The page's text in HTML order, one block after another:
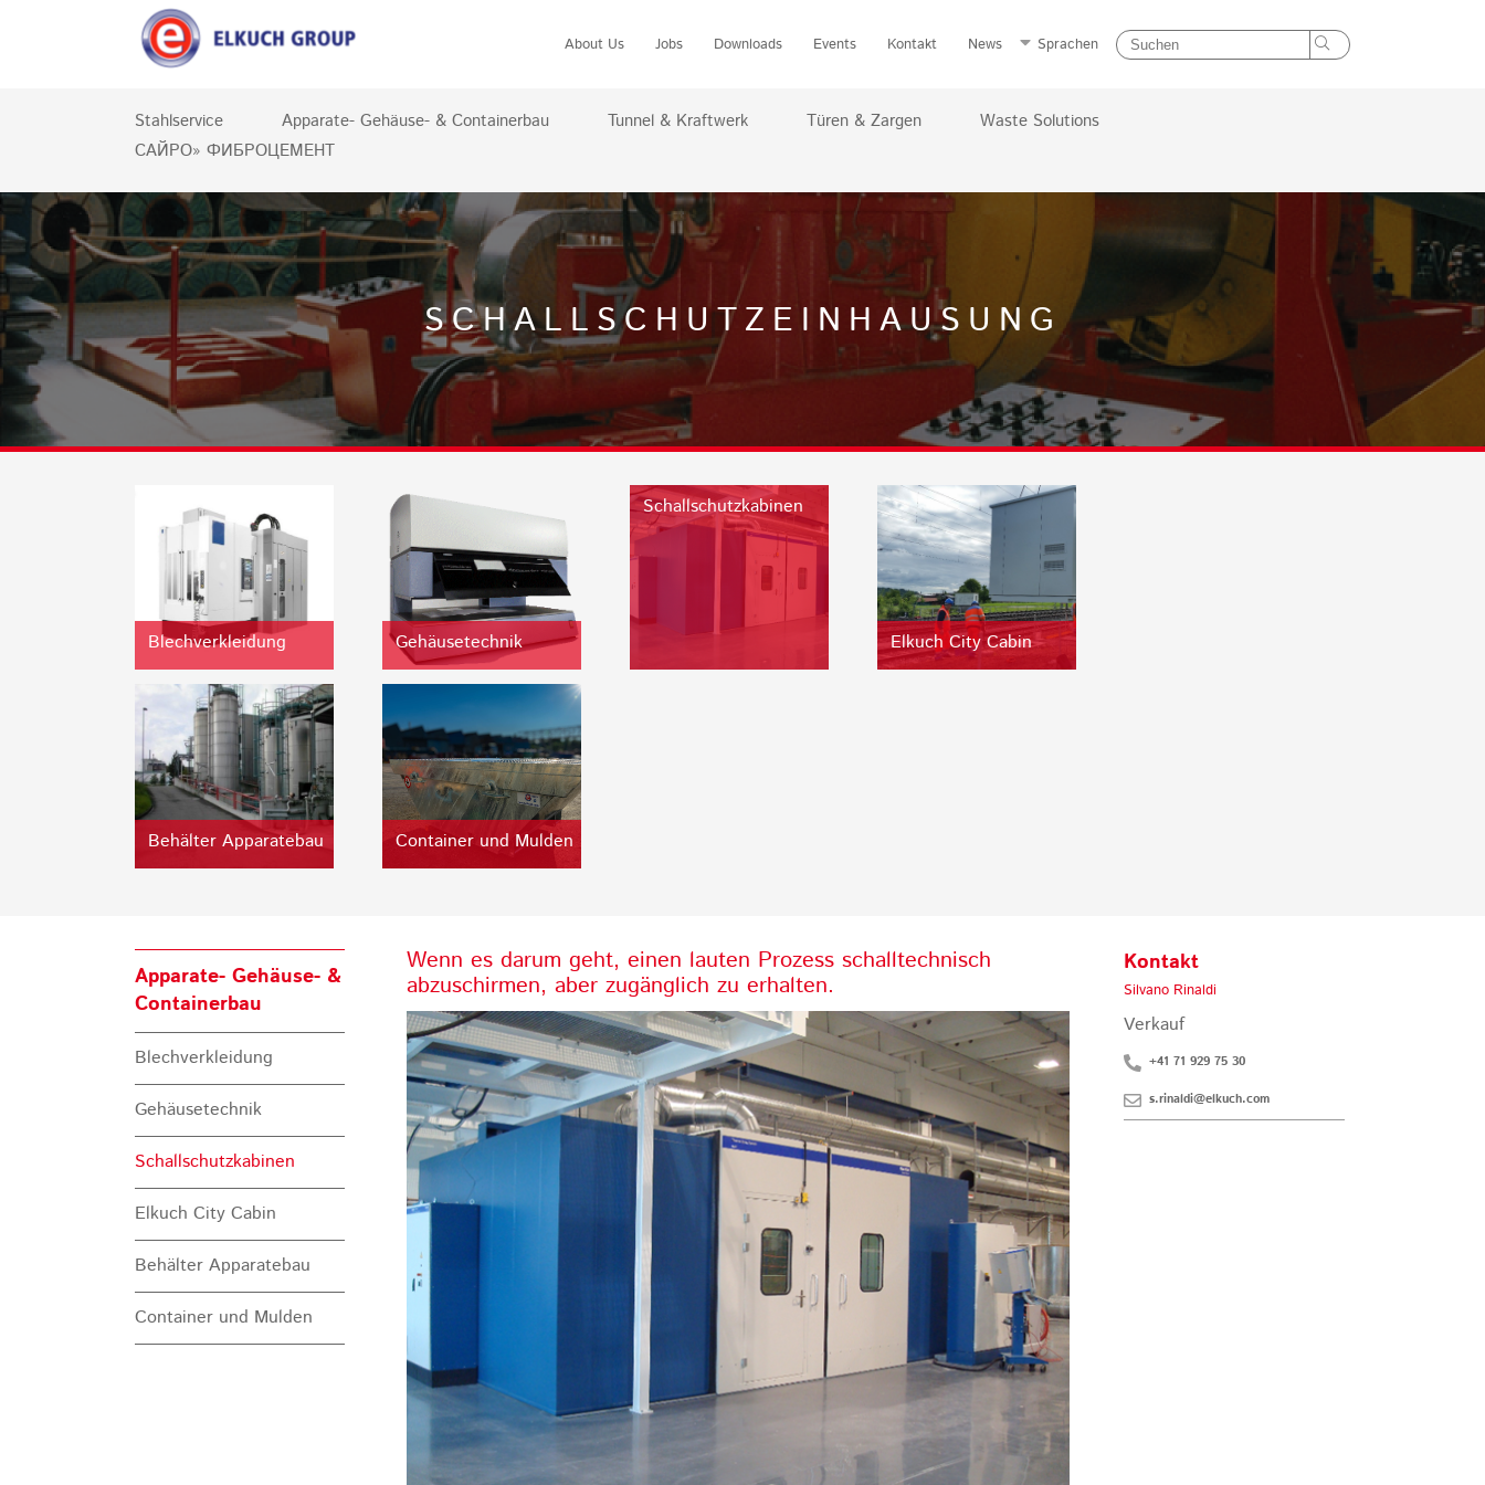
About Us Jobs Downloads Events Kontakt News Sprachen
Stahlservice Apparate- Gehäuse- & Containerbau Tunnel & Kraftwerk Türen & Zargen
Waste Solutions
САЙРО» ФИБРОЦЕМЕНТ
SCHALLSCHUTZEINHAUSUNG
Blechverkleidung Gehäusetechnik
Schallschutzkabinen
Elkuch City Cabin
Behälter Apparatebau Container und Mulden
Apparate- Gehäuse- &
Containerbau
Blechverkleidung
Gehäusetechnik
Schallschutzkabinen
Elkuch City Cabin
Behälter Apparatebau
Container und Mulden
Wenn es darum geht, einen lauten Prozess schalltechnisch
abzuschirmen, aber zugänglich zu erhalten.
Kontakt
Silvano Rinaldi
Verkauf
+41 71 929 75 30
s.rinaldi@elkuch.com